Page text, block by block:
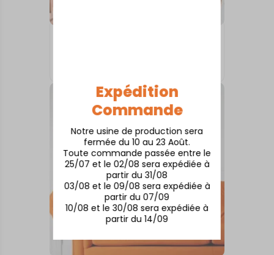
Expédition
Commande
Notre usine de production sera
fermée du 10 au 23 Août.
Toute commande passée entre le
25/07 et le 02/08 sera expédiée à
partir du 31/08
03/08 et le 09/08 sera expédiée à
partir du 07/09
10/08 et le 30/08 sera expédiée à
partir du 14/09